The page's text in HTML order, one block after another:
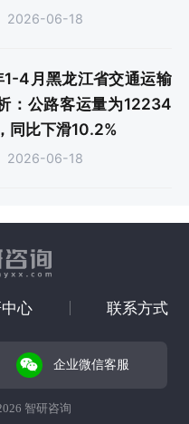
2026-06-18
4月黑龙江省交通运输
：公路客运量为12234
同比下滑10.2%
2026-06-18
心 联系方式
企业微信客服
智研咨询